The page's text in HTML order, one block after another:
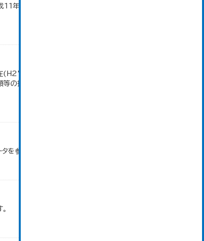
11年、平成16年、平成24年の数値は民営事
(H27～)。 平成23年のみ事業所数、従業者
推移」のデータを参照しています。
を参照しています。